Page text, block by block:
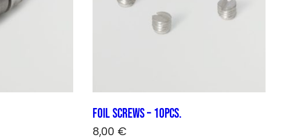
Foil screws – 10pcs.
8,00 €